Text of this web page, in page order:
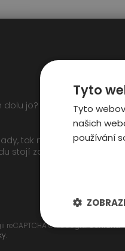
jo? To zasluhuje
tak můžete mrknout na
stojí za to
od Googlu.Ochrana
.
Tyto
Tyto
našich
používání